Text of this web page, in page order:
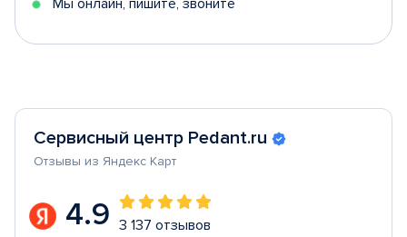
Мы онлайн, пишите, звоните
Сервисный центр Pedant.ru
Отзывы из Яндекс Карт
4.9 3 137 отзывов